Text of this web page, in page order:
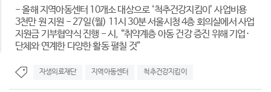
- 올해 지역아동센터 10개소 대상으로 ‘척추건강지킴이’ 사업비용
3천만 원 지원 - 27일(월) 11시 30분 서울시청 4층 회의실에서 사업
지원금 기부협약식 진행 - 시, “취약계층 아동 건강 증진 위해 기업·
단체와 연계한 다양한 활동 펼칠 것”
자생의료재단 지역아동센터 척추건강지킴이